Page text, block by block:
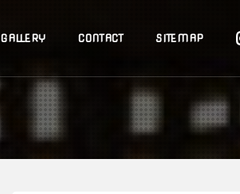
GALLERY CONTACT SITEMAP